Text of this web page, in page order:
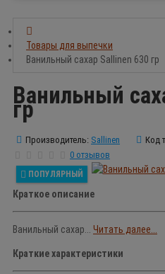
Товары для выпечки
Ванильный сахар Sallinen 630 гр
Ванильный
гр
Производитель: Sallinen Код
0 отзывов
ПОПУЛЯРНЫЙ
Краткое описание
Ванильный сахар... Читать далее...
Краткие характеристики